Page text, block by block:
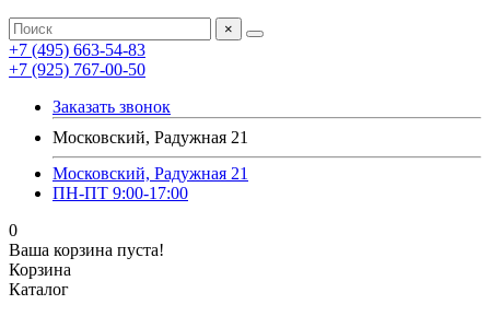
×
+7 (495) 663-54-83
+7 (925) 767-00-50
Заказать звонок
Московский, Радужная 21
Московский, Радужная 21
ПН-ПТ 9:00-17:00
0
Ваша корзина пуста!
Корзина
Каталог